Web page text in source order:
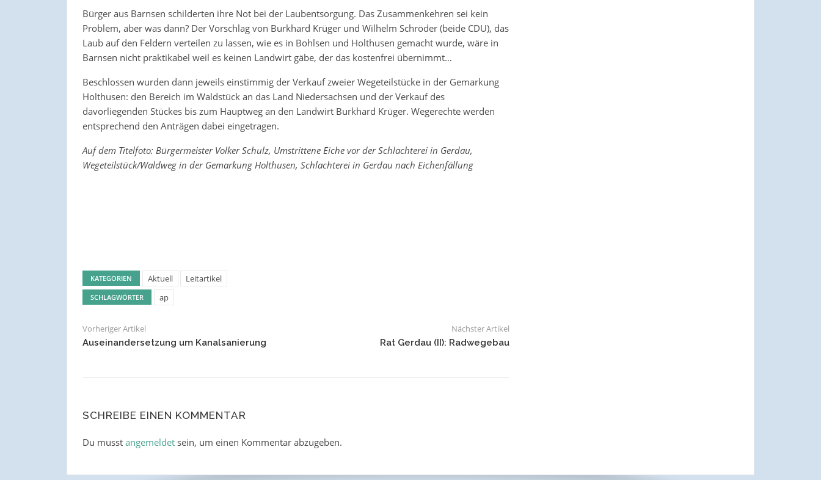
Bürger aus Barnsen schilderten ihre Not bei der Laubentsorgung. Das Zusammenkehren sei kein
Problem, aber was dann? Der Vorschlag von Burkhard Krüger und Wilhelm Schröder (beide CDU), das
Laub auf den Feldern verteilen zu lassen, wie es in Bohlsen und Holthusen gemacht wurde, wäre in
Barnsen nicht praktikabel weil es keinen Landwirt gäbe, der das kostenfrei übernimmt…
Beschlossen wurden dann jeweils einstimmig der Verkauf zweier Wegeteilstücke in der Gemarkung
Holthusen: den Bereich im Waldstück an das Land Niedersachsen und der Verkauf des
davorliegenden Stückes bis zum Hauptweg an den Landwirt Burkhard Krüger. Wegerechte werden
entsprechend den Anträgen dabei eingetragen.
Auf dem Titelfoto: Bürgermeister Volker Schulz, Umstrittene Eiche vor der Schlachterei in Gerdau,
Wegeteilstück/Waldweg in der Gemarkung Holthusen, Schlachterei in Gerdau nach Eichenfällung
KATEGORIEN Aktuell Leitartikel
SCHLAGWÖRTER ap
Vorheriger Artikel
Auseinandersetzung um Kanalsanierung
Nächster Artikel
Rat Gerdau (II): Radwegebau
SCHREIBE EINEN KOMMENTAR
Du musst angemeldetsein, um einen Kommentar abzugeben.